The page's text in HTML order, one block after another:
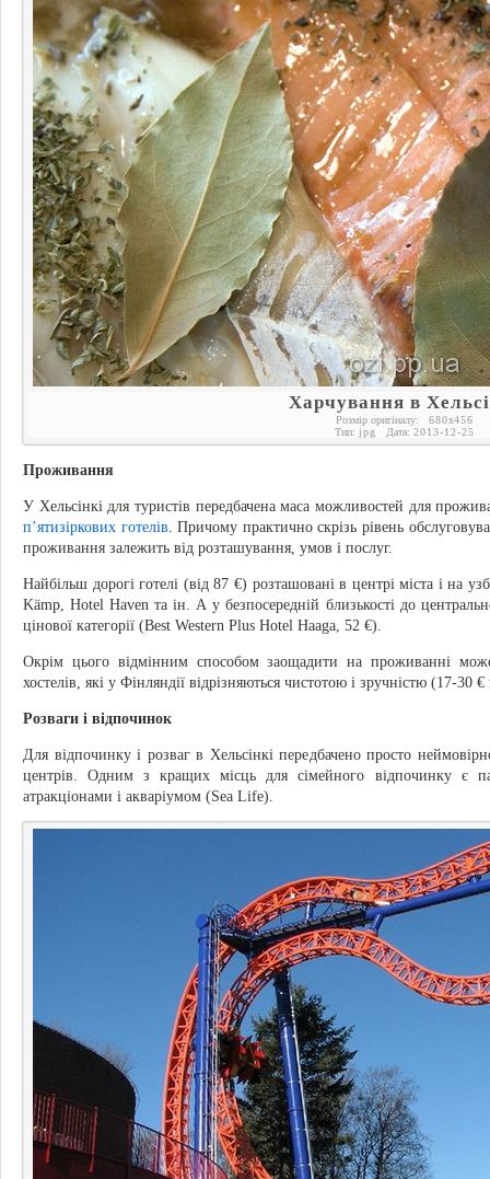
Харчування в
Розмір оригіналу: 680x456
Тип: jpg Дата: 2013-12-25
Проживання
У Хельсінкі для туристів передбачена маса можливостей для
п’ятизіркових готелів. Причому практично скрізь рівень
проживання залежить від розташування, умов і послуг.
Найбільш дорогі готелі (від 87 €) розташовані в центрі міста і на
Kämp, Hotel Haven та ін. А у безпосередній близькості до
цінової категорії (Best Western Plus Hotel Haaga, 52 €).
Окрім цього відмінним способом заощадити на проживанні
хостелів, які у Фінляндії відрізняються чистотою і зручністю (17-30
Розваги і відпочинок
Для відпочинку і розваг в Хельсінкі передбачено просто
центрів. Одним з кращих місць для сімейного відпочинку є
атракціонами і акваріумом (Sea Life).